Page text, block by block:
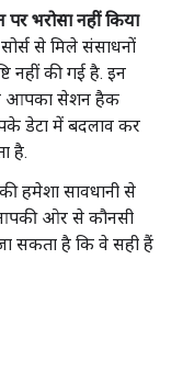
भरोसा नहीं किया
से मिले संसाधनों
नहीं की गई है. इन
आपका सेशन हैक
डेटा में बदलाव कर
है.
हमेशा सावधानी से
ओर से कौनसी
सकता है कि वे सही हैं